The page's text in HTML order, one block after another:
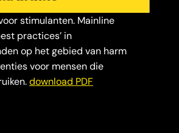
stimulanten. Mainline
practices’ in
op het gebied van harm
voor mensen die
download PDF